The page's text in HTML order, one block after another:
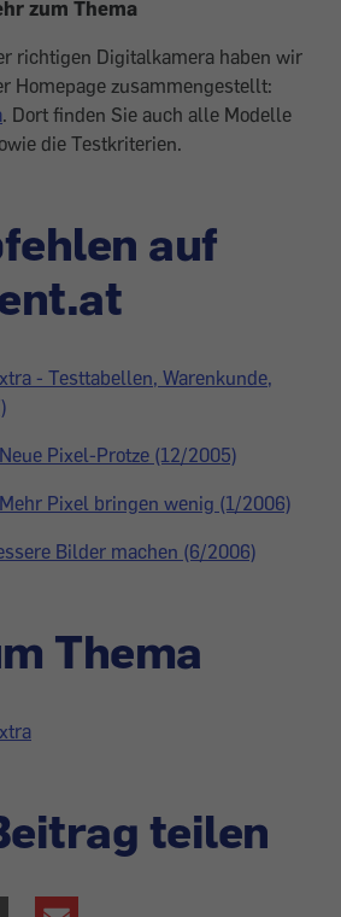
zum Thema
richtigen Digitalkamera haben wir
Homepage zusammengestellt:
. Dort finden Sie auch alle Modelle
die Testkriterien.
auf
- Testtabellen, Warenkunde,
Pixel-Protze (12/2005)
Pixel bringen wenig (1/2006)
Bilder machen (6/2006)
Thema
teilen